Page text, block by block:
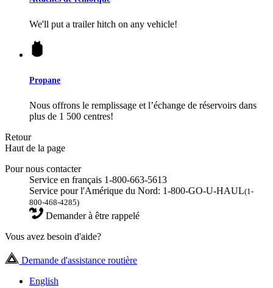
We'll put a trailer hitch on any vehicle!
Propane
Nous offrons le remplissage et l’échange de réservoirs dans
plus de 1 500 centres!
Retour
Haut de la page
Pour nous contacter
Service en français 1-800-663-5613
Service pour l'Amérique du Nord: 1-800-GO-U-HAUL(1-
800-468-4285)
Demander à être rappelé
Vous avez besoin d'aide?
Demande d'assistance routière
English